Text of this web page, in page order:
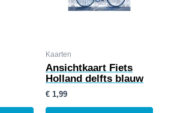
Kaarten
Ansichtkaart Fiets
Holland delfts blauw
€ 1,99